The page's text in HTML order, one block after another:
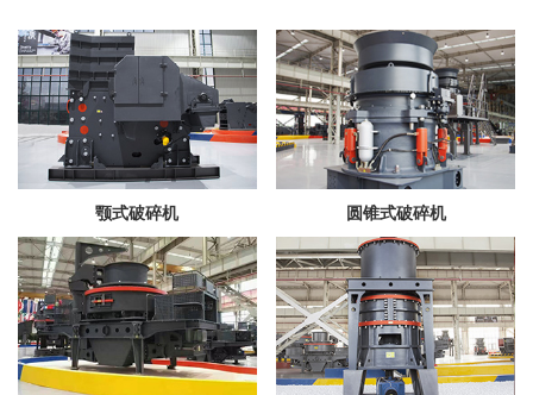
颚式破碎机 圆锥式破碎机